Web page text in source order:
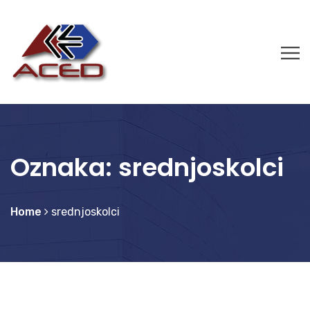
Oznaka: srednjoskolci
Home srednjoskolci